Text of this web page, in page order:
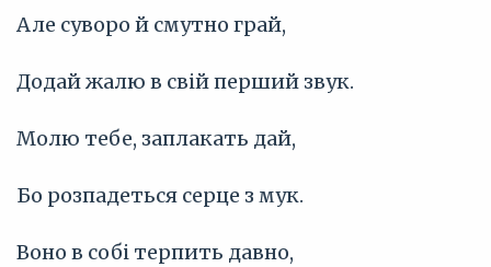
Але суворо й смутно грай,
Додай жалю в свій перший звук.
Молю тебе, заплакать дай,
Бо розпадеться серце з мук.
Воно в собі терпить давно,